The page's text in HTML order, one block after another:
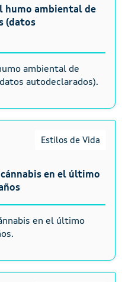
humo ambiental de
(datos
ambiental de
autodeclarados).
Estilos de Vida
en el último
en el último